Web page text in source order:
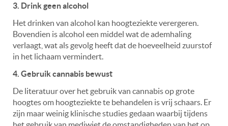
3. Drink geen alcohol
Het drinken van alcohol kan hoogteziekte verergeren.
Bovendien is alcohol een middel wat de ademhaling
verlaagt, wat als gevolg heeft dat de hoeveelheid zuurstof
in het lichaam vermindert.
4. Gebruik cannabis bewust
De literatuur over het gebruik van cannabis op grote
hoogtes om hoogteziekte te behandelen is vrij schaars. Er
zijn maar weinig klinische studies gedaan waarbij tijdens